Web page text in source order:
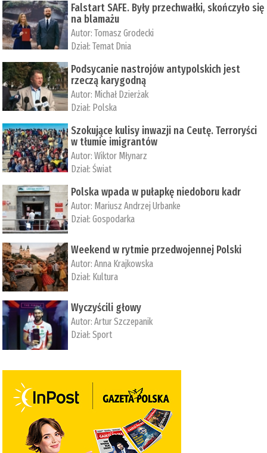
Falstart SAFE. Były przechwałki, skończyło się
na blamażu
Autor:Tomasz Grodecki
Dział:Temat Dnia
Podsycanie nastrojów antypolskich jest
rzeczą karygodną
Autor: Michał Dzierżak
Dział: Polska
Szokujące kulisy inwazji na Ceutę. Terroryści
w tłumie imigrantów
Autor:Wiktor Młynarz
Dział:Świat
Polska wpada w pułapkę niedoboru kadr
Autor: Mariusz Andrzej Urbanke
Dział:Gospodarka
Weekend w rytmie przedwojennej Polski
Autor:Anna Krajkowska
Dział: Kultura
Wyczyścili głowy
Autor:Artur Szczepanik
Dział:Sport